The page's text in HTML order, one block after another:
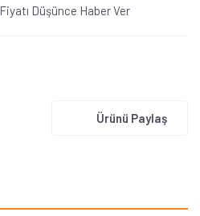
Fiyatı Düşünce Haber Ver
Ürünü Paylaş